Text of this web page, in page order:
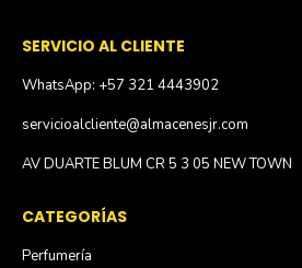
SERVICIO AL CLIENTE
WhatsApp: +57 321 4443902
servicioalcliente@almacenesjr.com
AV DUARTE BLUM CR 5 3 05 NEW TOWN
CATEGORÍAS
Perfumería